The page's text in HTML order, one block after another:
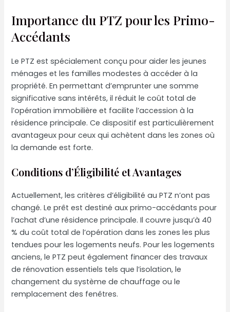
Importance du PTZ pour les Primo-
Accédants
Le PTZ est spécialement conçu pour aider les jeunes
ménages et les familles modestes à accéder à la
propriété. En permettant d’emprunter une somme
significative sans intérêts, il réduit le coût total de
l’opération immobilière et facilite l’accession à la
résidence principale. Ce dispositif est particulièrement
avantageux pour ceux qui achètent dans les zones où
la demande est forte.
Conditions d’Éligibilité et Avantages
Actuellement, les critères d’éligibilité au PTZ n’ont pas
changé. Le prêt est destiné aux primo-accédants pour
l’achat d’une résidence principale. Il couvre jusqu’à 40
% du coût total de l’opération dans les zones les plus
tendues pour les logements neufs. Pour les logements
anciens, le PTZ peut également financer des travaux
de rénovation essentiels tels que l’isolation, le
changement du système de chauffage ou le
remplacement des fenêtres.